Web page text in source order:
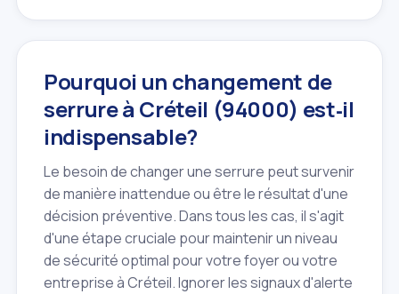
Pourquoi un changement de
serrure à Créteil (94000) est‑il
indispensable?
Le besoin de changer une serrure peut survenir
de manière inattendue ou être le résultat d'une
décision préventive. Dans tous les cas, il s'agit
d'une étape cruciale pour maintenir un niveau
de sécurité optimal pour votre foyer ou votre
entreprise à Créteil. Ignorer les signaux d'alerte